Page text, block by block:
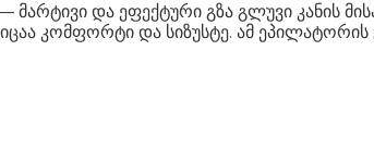
და ეფექტური გზა გლუვი კანის
კომფორტი და სიზუსტე. ამ ეპილატორის